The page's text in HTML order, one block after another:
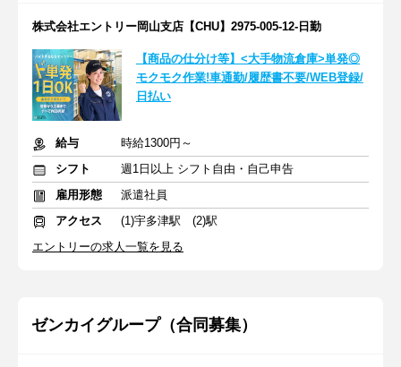
株式会社エントリー岡山支店【CHU】2975-005-12-日勤
【商品の仕分け等】<大手物流倉庫>単発◎
モクモク作業!車通勤/履歴書不要/WEB登録/
日払い
給与
時給1300円～
シフト
週1日以上 シフト自由・自己申告
雇用形態
派遣社員
アクセス
(1)宇多津駅 (2)駅
エントリーの求人一覧を見る
ゼンカイグループ（合同募集）